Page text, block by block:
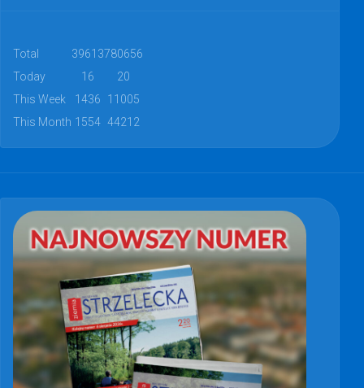
Total 39613780656
Today
16
20
This Week
1436
11005
This Month 1554 44212